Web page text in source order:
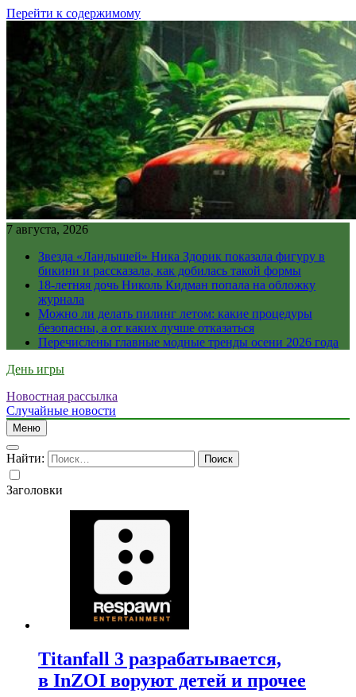
Перейти к содержимому
7 августа, 2026
Звезда «Ландышей» Ника Здорик показала фигуру в
бикини и рассказала, как добилась такой формы
18-летняя дочь Николь Кидман попала на обложку
журнала
Можно ли делать пилинг летом: какие процедуры
безопасны, а от каких лучше отказаться
Перечислены главные модные тренды осени 2026 года
День игры
Новостная рассылка
Случайные новости
Меню
Найти:
Заголовки
Titanfall 3 разрабатывается,
в InZOI воруют детей и прочее